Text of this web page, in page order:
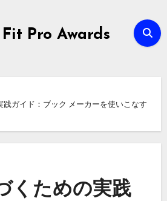
Pro Awards
践ガイド：ブック メーカーを使いこなす
くための実践